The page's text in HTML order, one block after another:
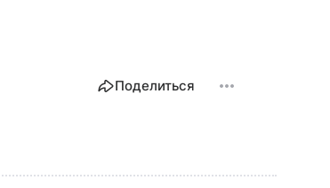
Поделиться